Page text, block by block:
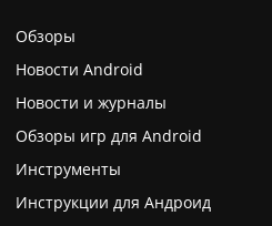
Обзоры
Новости Android
Новости и журналы
Обзоры игр для Android
Инструменты
Инструкции для Андроид